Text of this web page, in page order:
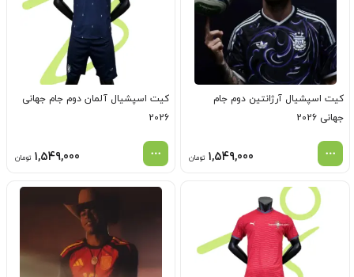
کیت اسپشیال آرژانتین دوم جام
جهانی 2026
1,549,000 تومان
کیت اسپشیال آلمان دوم جام جهانی
2026
1,549,000 تومان